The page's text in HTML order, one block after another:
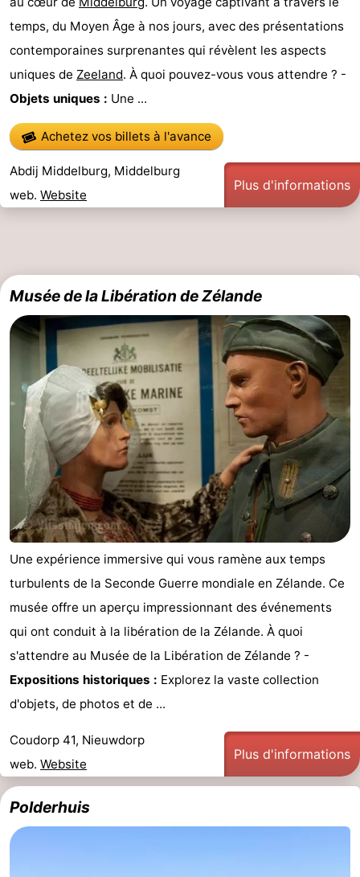
Nieuwvliet
-
Sluis
-
Cadzand
-
Nature
Het
Météo
Contact
temps, du Moyen Âge à nos jours, avec des présentations
contemporaines surprenantes qui révèlent les aspects
uniques de Zeeland. À quoi pouvez-vous vous attendre ? -
Objets uniques : Une ...
Achetez vos billets à l'avance
Abdij Middelburg, Middelburg
web. Website
Plus d'informations
Musée de la Libération de Zélande
Une expérience immersive qui vous ramène aux temps
turbulents de la Seconde Guerre mondiale en Zélande. Ce
musée offre un aperçu impressionnant des événements
qui ont conduit à la libération de la Zélande. À quoi
s'attendre au Musée de la Libération de Zélande ? -
Expositions historiques : Explorez la vaste collection
d'objets, de photos et de ...
Coudorp 41, Nieuwdorp
web. Website
Plus d'informations
Polderhuis